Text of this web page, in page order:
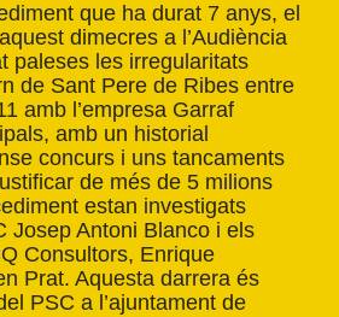
que ha durat 7 anys, el
dimecres a l’Audiència
paleses les irregularitats
de Sant Pere de Ribes entre
amb l’empresa Garraf
amb un historial
concurs i uns tancaments
de més de 5 milions
estan investigats
Josep Antoni Blanco i els
Consultors, Enrique
Prat. Aquesta darrera és
PSC a l’ajuntament de